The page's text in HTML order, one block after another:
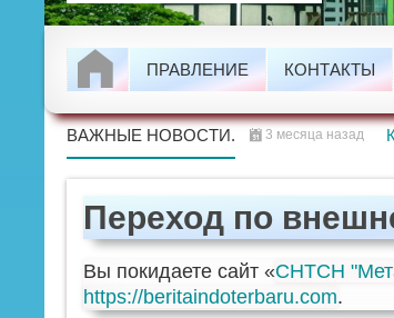
ПРАВЛЕНИЕ КОНТАКТЫ
ВАЖНЫЕ НОВОСТИ. 3 месяца назад
Переход по
Вы покидаете сайт «СНТСН
https://beritaindoterbaru.com.